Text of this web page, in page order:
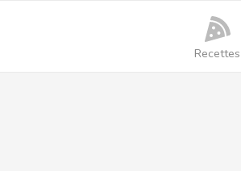
Recettes